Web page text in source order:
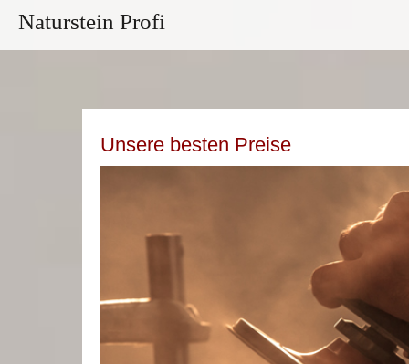
Naturstein Profi
Unsere besten Preise